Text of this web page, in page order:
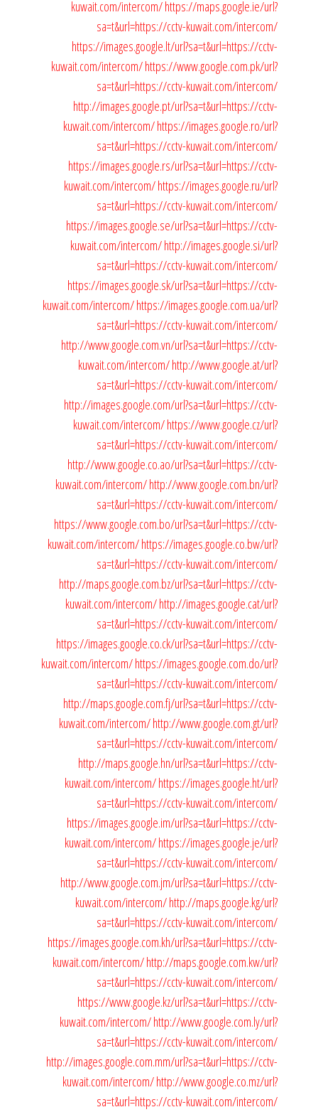
kuwait.com/intercom/https://maps.google.ie/url?
sa=t&url=https://cctv-kuwait.com/intercom/
https://images.google.lt/url?sa=t&url=https://cctv-
kuwait.com/intercom/https://www.google.com.pk/url?
sa=t&url=https://cctv-kuwait.com/intercom/
http://images.google.pt/url?sa=t&url=https://cctv-
kuwait.com/intercom/https://images.google.ro/url?
sa=t&url=https://cctv-kuwait.com/intercom/
https://images.google.rs/url?sa=t&url=https://cctv-
kuwait.com/intercom/https://images.google.ru/url?
sa=t&url=https://cctv-kuwait.com/intercom/
https://images.google.se/url?sa=t&url=https://cctv-
kuwait.com/intercom/http://images.google.si/url?
sa=t&url=https://cctv-kuwait.com/intercom/
https://images.google.sk/url?sa=t&url=https://cctv-
kuwait.com/intercom/https://images.google.com.ua/url?
sa=t&url=https://cctv-kuwait.com/intercom/
http://www.google.com.vn/url?sa=t&url=https://cctv-
kuwait.com/intercom/http://www.google.at/url?
sa=t&url=https://cctv-kuwait.com/intercom/
http://images.google.com/url?sa=t&url=https://cctv-
kuwait.com/intercom/https://www.google.cz/url?
sa=t&url=https://cctv-kuwait.com/intercom/
http://www.google.co.ao/url?sa=t&url=https://cctv-
kuwait.com/intercom/http://www.google.com.bn/url?
sa=t&url=https://cctv-kuwait.com/intercom/
https://www.google.com.bo/url?sa=t&url=https://cctv-
kuwait.com/intercom/https://images.google.co.bw/url?
sa=t&url=https://cctv-kuwait.com/intercom/
http://maps.google.com.bz/url?sa=t&url=https://cctv-
kuwait.com/intercom/http://images.google.cat/url?
sa=t&url=https://cctv-kuwait.com/intercom/
https://images.google.co.ck/url?sa=t&url=https://cctv-
kuwait.com/intercom/https://images.google.com.do/url?
sa=t&url=https://cctv-kuwait.com/intercom/
http://maps.google.com.fj/url?sa=t&url=https://cctv-
kuwait.com/intercom/http://www.google.com.gt/url?
sa=t&url=https://cctv-kuwait.com/intercom/
http://maps.google.hn/url?sa=t&url=https://cctv-
kuwait.com/intercom/https://images.google.ht/url?
sa=t&url=https://cctv-kuwait.com/intercom/
https://images.google.im/url?sa=t&url=https://cctv-
kuwait.com/intercom/https://images.google.je/url?
sa=t&url=https://cctv-kuwait.com/intercom/
http://www.google.com.jm/url?sa=t&url=https://cctv-
kuwait.com/intercom/http://maps.google.kg/url?
sa=t&url=https://cctv-kuwait.com/intercom/
https://images.google.com.kh/url?sa=t&url=https://cctv-
kuwait.com/intercom/http://maps.google.com.kw/url?
sa=t&url=https://cctv-kuwait.com/intercom/
https://www.google.kz/url?sa=t&url=https://cctv-
kuwait.com/intercom/http://www.google.com.ly/url?
sa=t&url=https://cctv-kuwait.com/intercom/
http://images.google.com.mm/url?sa=t&url=https://cctv-
kuwait.com/intercom/http://www.google.co.mz/url?
sa=t&url=https://cctv-kuwait.com/intercom/